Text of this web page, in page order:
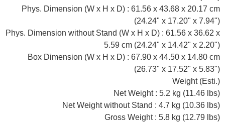
Phys. Dimension (W x H x D) : 61.56 x 43.68 x 20.17 cm
(24.24" x 17.20" x 7.94")
Phys. Dimension without Stand (W x H x D) : 61.56 x 36.62 x
5.59 cm (24.24" x 14.42" x 2.20")
Box Dimension (W x H x D) : 67.90 x 44.50 x 14.80 cm
(26.73" x 17.52" x 5.83")
Weight (Esti.)
Net Weight : 5.2 kg (11.46 lbs)
Net Weight without Stand : 4.7 kg (10.36 lbs)
Gross Weight : 5.8 kg (12.79 lbs)